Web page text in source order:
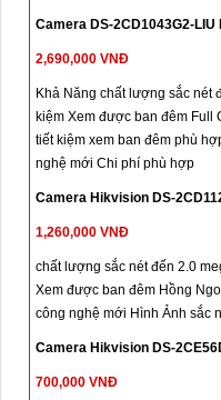
Camera DS-2CD1043G2-
2,690,000 VNĐ
Khả Năng chất lượng sắc nét
kiệm Xem được ban đêm Full
tiết kiệm xem ban đêm phù
nghệ mới Chi phí phù hợp
Camera Hikvision DS-
1,260,000 VNĐ
chất lượng sắc nét đến 2.0
Xem được ban đêm Hồng
công nghệ mới Hình Ảnh sắc
Camera Hikvision DS-
700,000 VNĐ